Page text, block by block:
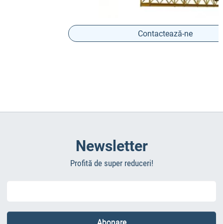
Contactează-ne
Newsletter
Profită de super reduceri!